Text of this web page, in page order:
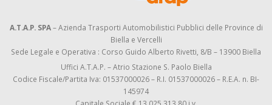
A.T.A.P. SPA– Azienda Trasporti Automobilistici Pubblici delle Province di
Biella e Vercelli
Sede Legale e Operativa : Corso Guido Alberto Rivetti, 8/B – 13900 Biella
Uffici A.T.A.P. – Atrio Stazione S. Paolo Biella
Codice Fiscale/Partita Iva: 01537000026 – R.I. 01537000026 – R.E.A. n. BI-
145974